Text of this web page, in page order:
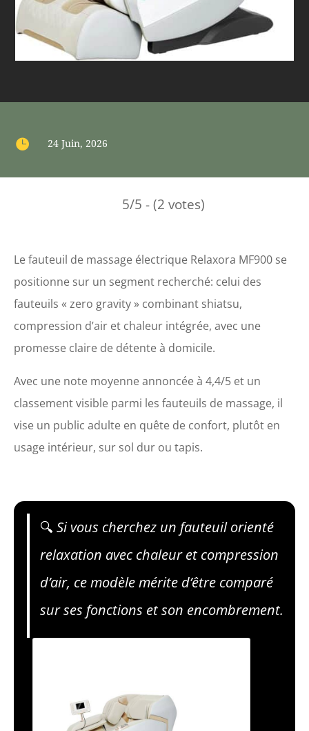
 24 Juin, 2026
5/5 - (2 votes)
Le fauteuil de massage électrique Relaxora MF900 se
positionne sur un segment recherché: celui des
fauteuils « zero gravity » combinant shiatsu,
compression d’air et chaleur intégrée, avec une
promesse claire de détente à domicile.
Avec une note moyenne annoncée à 4,4/5 et un
classement visible parmi les fauteuils de massage, il
vise un public adulte en quête de confort, plutôt en
usage intérieur, sur sol dur ou tapis.
🔍 Si vous cherchez un fauteuil orienté
relaxation avec chaleur et compression
d’air, ce modèle mérite d’être comparé
sur ses fonctions et son encombrement.